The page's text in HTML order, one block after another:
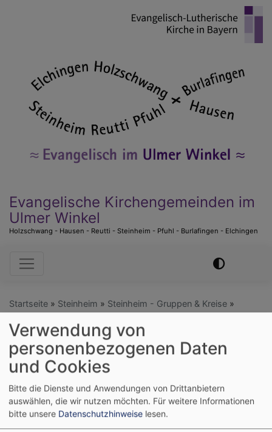
Evangelische Kirchengemeinden im
Ulmer Winkel
Holzschwang - Hausen - Reutti - Steinheim - Pfuhl - Burlafingen - Elchingen
Hauptnavigation
Startseite Steinheim
Steinheim - Gruppen & Kreise
Steinheim - Für alle
Steinheim - Für alle
Besuchsdienst
Verwendung von
personenbezogenen Daten
und Cookies
Bitte die Dienste und Anwendungen von Drittanbietern
auswählen, die wir nutzen möchten. Für weitere Informationen
bitte unsere Datenschutzhinweise lesen.